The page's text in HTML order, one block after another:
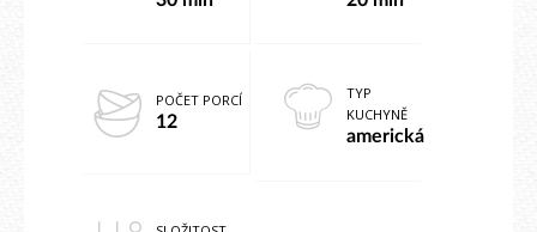
POČET PORCÍ
12
TYP
KUCHYNĚ
americká